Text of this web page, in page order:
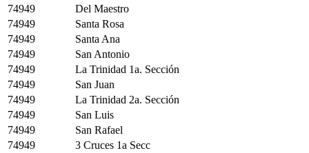
74949
Del Maestro
74949
Santa Rosa
74949
Santa Ana
74949
San Antonio
74949
La Trinidad 1a. Sección
74949
San Juan
74949
La Trinidad 2a. Sección
74949
San Luis
74949
San Rafael
74949
3 Cruces 1a Secc